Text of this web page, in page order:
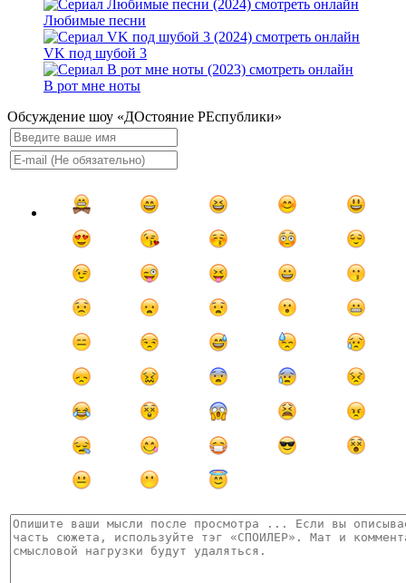
Любимые песни
VK под шубой 3
В рот мне ноты
Обсуждение шоу «ДОстояние РЕспублики»